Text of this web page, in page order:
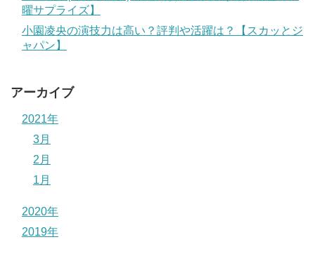
曜サプライズ】
小園凌央の演技力は高い？評判や活躍は？【スカッとジ
ャパン】
アーカイブ
2021年
3月
2月
1月
2020年
2019年